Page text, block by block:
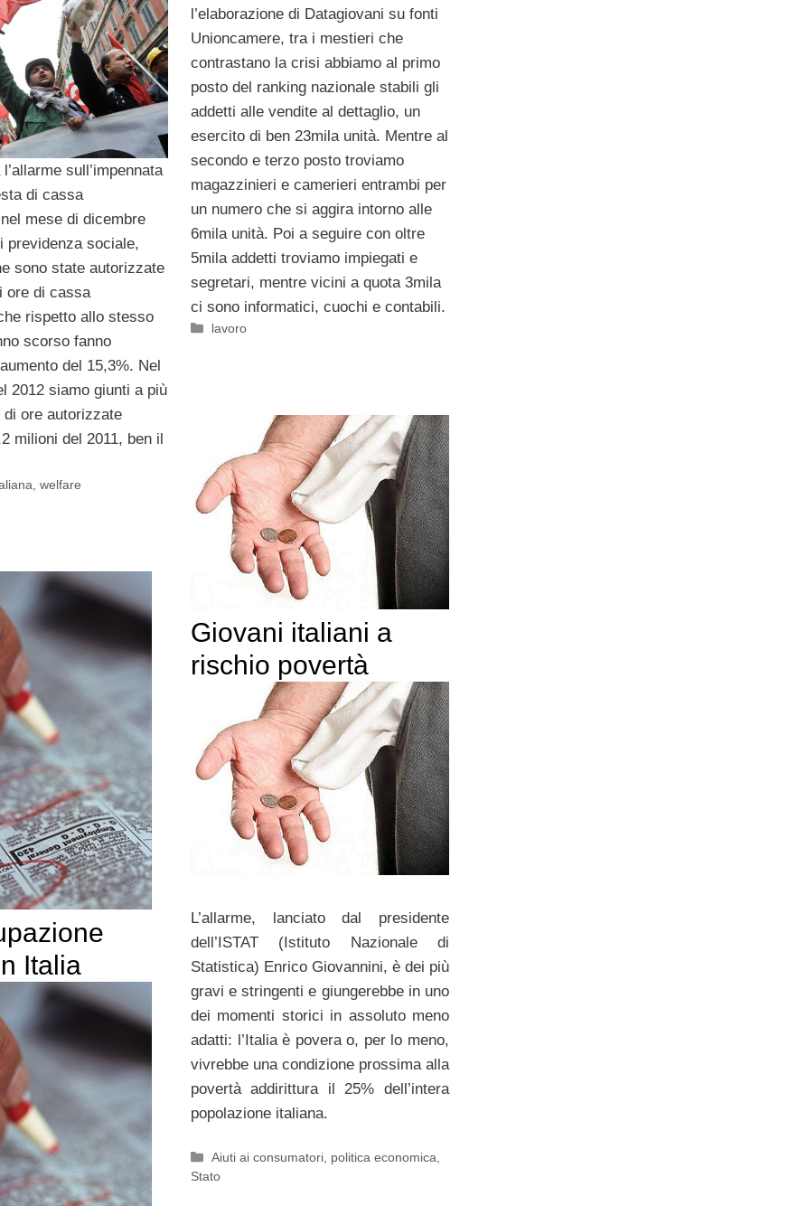
l’elaborazione di Datagiovani su fonti
Unioncamere, tra i mestieri che
contrastano la crisi abbiamo al primo
posto del ranking nazionale stabili gli
addetti alle vendite al dettaglio, un
esercito di ben 23mila unità. Mentre al
secondo e terzo posto troviamo
magazzinieri e camerieri entrambi per
un numero che si aggira intorno alle
6mila unità. Poi a seguire con oltre
5mila addetti troviamo impiegati e
segretari, mentre vicini a quota 3mila
ci sono informatici, cuochi e contabili.
Categorie
lavoro
l’allarme sull’impennata
di cassa
mese di dicembre
previdenza sociale,
sono state autorizzate
ore di cassa
rispetto allo stesso
scorso fanno
del 15,3%. Nel
2012 siamo giunti a più
ore autorizzate
milioni del 2011, ben il
,welfare
Giovani italiani a
rischio povertà
L’allarme, lanciato dal presidente
dell’ISTAT (Istituto Nazionale di
Statistica) Enrico Giovannini, è dei più
gravi e stringenti e giungerebbe in uno
dei momenti storici in assoluto meno
adatti: l’Italia è povera o, per lo meno,
vivrebbe una condizione prossima alla
povertà addirittura il 25% dell’intera
popolazione italiana.
Categorie
Aiuti ai consumatori politica economica
Stato
Italia